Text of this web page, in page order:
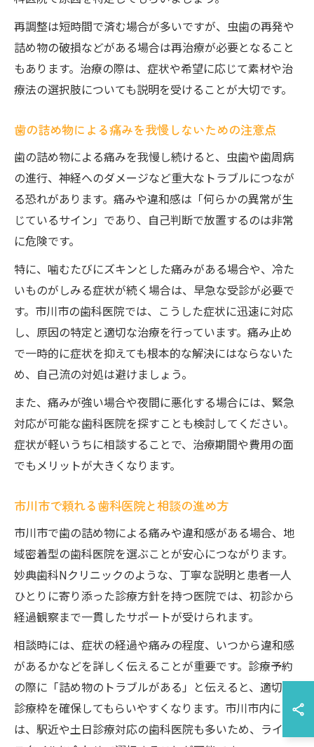
再調整は短時間で済む場合が多いですが、虫歯の再発や
詰め物の破損などがある場合は再治療が必要となること
もあります。治療の際は、症状や希望に応じて素材や治
療法の選択肢についても説明を受けることが大切です。
歯の詰め物による痛みを我慢しないための注意点
歯の詰め物による痛みを我慢し続けると、虫歯や歯周病
の進行、神経へのダメージなど重大なトラブルにつなが
る恐れがあります。痛みや違和感は「何らかの異常が生
じているサイン」であり、自己判断で放置するのは非常
に危険です。
特に、噛むたびにズキンとした痛みがある場合や、冷た
いものがしみる症状が続く場合は、早急な受診が必要で
す。市川市の歯科医院では、こうした症状に迅速に対応
し、原因の特定と適切な治療を行っています。痛み止め
で一時的に症状を抑えても根本的な解決にはならないた
め、自己流の対処は避けましょう。
また、痛みが強い場合や夜間に悪化する場合には、緊急
対応が可能な歯科医院を探すことも検討してください。
症状が軽いうちに相談することで、治療期間や費用の面
でもメリットが大きくなります。
市川市で頼れる歯科医院と相談の進め方
市川市で歯の詰め物による痛みや違和感がある場合、地
域密着型の歯科医院を選ぶことが安心につながります。
妙典歯科Nクリニックのような、丁寧な説明と患者一人
ひとりに寄り添った診療方針を持つ医院では、初診から
経過観察まで一貫したサポートが受けられます。
相談時には、症状の経過や痛みの程度、いつから違和感
があるかなどを詳しく伝えることが重要です。診療予約
の際に「詰め物のトラブルがある」と伝えると、適切な
診療枠を確保してもらいやすくなります。市川市内に
は、駅近や土日診療対応の歯科医院も多いため、ライフ